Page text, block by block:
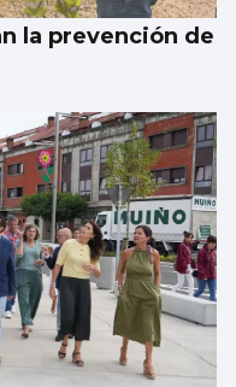
la prevención de